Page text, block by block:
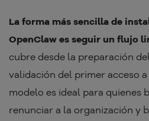
La forma más sencilla de
OpenClaw es seguir un flujo
cubre desde la preparación
validación del primer acceso
modelo es ideal para quienes
renunciar a la organización y